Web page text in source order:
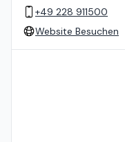
+49 228 911500
Website Besuchen